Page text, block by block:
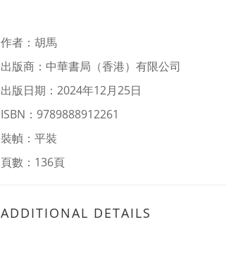
作者 ： 胡馬
出版商：中華書局（香港）有限公司
出版日期：2024年12月25日
ISBN：9789888912261
裝幀：平裝
頁數：136頁
ADDITIONAL DETAILS